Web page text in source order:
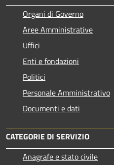
Organi di Governo
Aree Amministrative
Uffici
Enti e fondazioni
Politici
Personale Amministrativo
Documenti e dati
CATEGORIE DI SERVIZIO
Anagrafe e stato civile